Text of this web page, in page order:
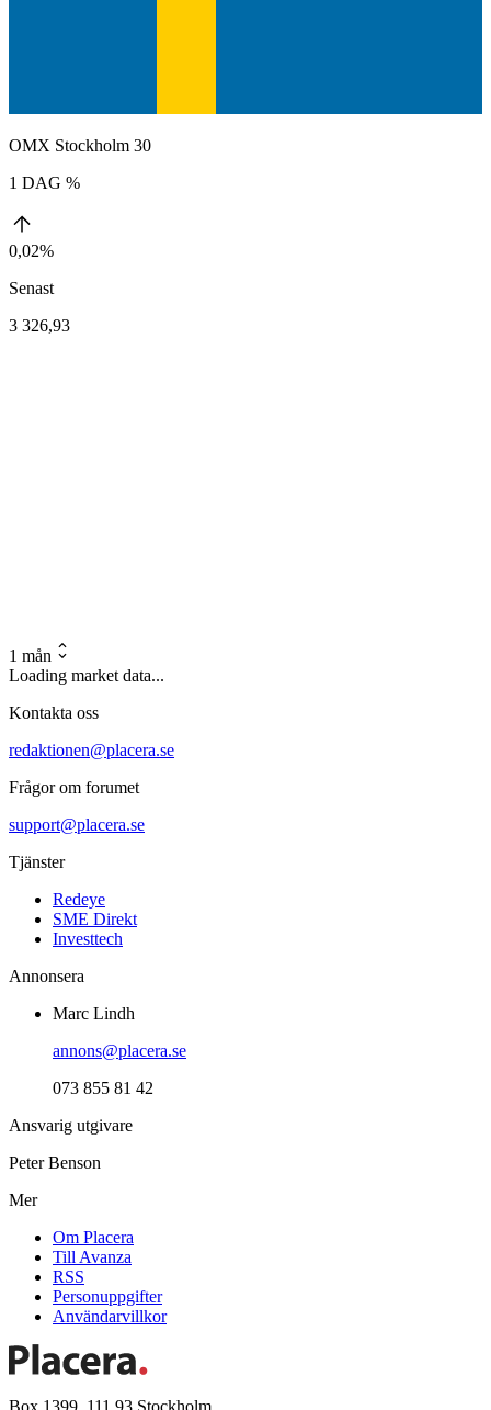
OMX Stockholm 30
1 DAG %
0,02%
Senast
3 326,93
1 mån
Loading market data...
Kontakta oss
redaktionen@placera.se
Frågor om forumet
support@placera.se
Tjänster
Redeye
SME Direkt
Investtech
Annonsera
Marc Lindh
annons@placera.se
073 855 81 42
Ansvarig utgivare
Peter Benson
Mer
Om Placera
Till Avanza
RSS
Personuppgifter
Användarvillkor
Box 1399, 111 93 Stockholm